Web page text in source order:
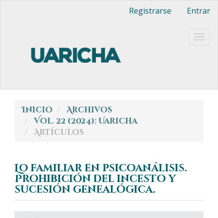
Barra
lateral
Registrarse Entrar
Inicio
Archivos
Vol. 22 (2024): Uaricha
Artículos
Lo familiar en psicoanálisis.
Prohibición del incesto y
sucesión genealógica.